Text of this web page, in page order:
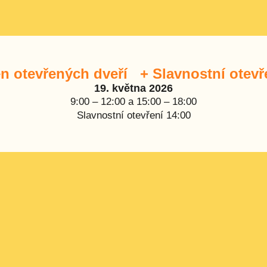
otevřených dveří + Slavnostní
19. května 2026
9:00 – 12:00 a 15:00 – 18:00
Slavnostní otevření 14:00